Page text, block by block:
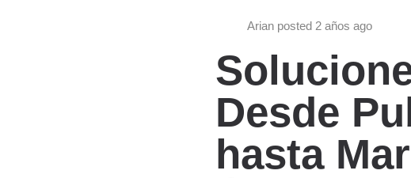
Arian posted 2 años ago
Desde
hasta